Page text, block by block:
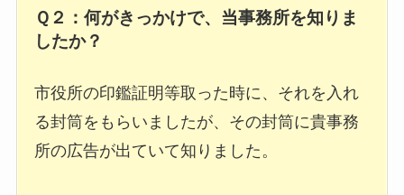
Ｑ２：何がきっかけで、当事務所を知りま
したか？
市役所の印鑑証明等取った時に、それを入れ
る封筒をもらいましたが、その封筒に貴事務
所の広告が出ていて知りました。